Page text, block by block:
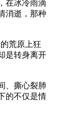
在冰冷雨滴
消逝，那种
荒原上狂
是转身离开
、撕心裂肺
的不仅是情